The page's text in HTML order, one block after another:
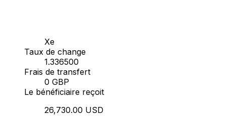
Xe
Taux de change
1.336500
Frais de transfert
0 GBP
Le bénéficiaire reçoit
26,730.00 USD